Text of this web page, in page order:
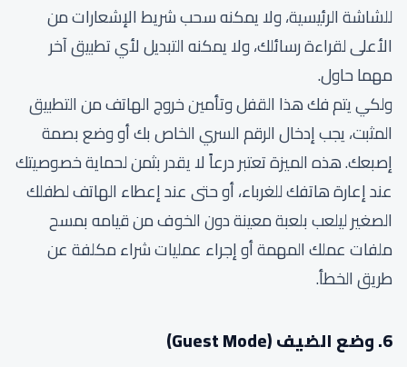
للشاشة الرئيسية، ولا يمكنه سحب شريط الإشعارات من
الأعلى لقراءة رسائلك، ولا يمكنه التبديل لأي تطبيق آخر
مهما حاول.
ولكي يتم فك هذا القفل وتأمين خروج الهاتف من التطبيق
المثبت، يجب إدخال الرقم السري الخاص بك أو وضع بصمة
إصبعك. هذه الميزة تعتبر درعاً لا يقدر بثمن لحماية خصوصيتك
عند إعارة هاتفك للغرباء، أو حتى عند إعطاء الهاتف لطفلك
الصغير ليلعب بلعبة معينة دون الخوف من قيامه بمسح
ملفات عملك المهمة أو إجراء عمليات شراء مكلفة عن
طريق الخطأ.
6. وضع الضيف (Guest Mode)